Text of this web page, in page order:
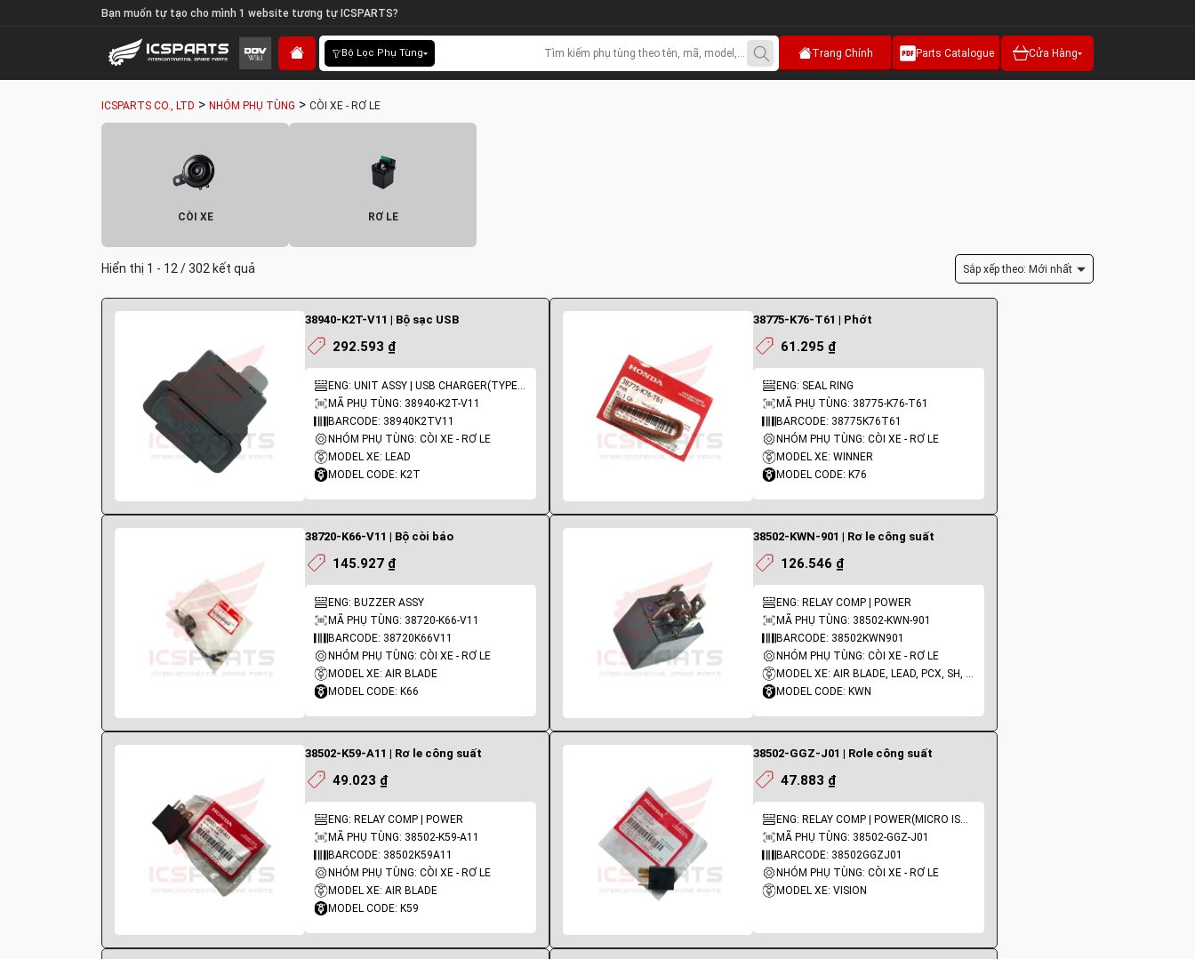
Bạn muốn tự tạo cho mình 1 website tương tự ICSPARTS?
Bộ Lọc Phụ Tùng Trang Chính Parts Catalogue Cửa Hàng
ICSPARTS CO., LTD > NHÓM PHỤ TÙNG > CÒI XE - RƠ LE
CÒI XE RƠ LE
Hiển thị 1 - 12 / 302 kết quả Sắp xếp theo: Mới nhất
38940-K2T-V11 | Bộ sạc USB
292.593 ₫
ENG: UNIT ASSY | USB CHARGER(TYPE-A)
MÃ PHỤ TÙNG: 38940-K2T-V11
BARCODE: 38940K2TV11
NHÓM PHỤ TÙNG: CÒI XE - RƠ LE
MODEL XE: LEAD
MODEL CODE: K2T
38775-K76-T61 | Phớt
61.295 ₫
ENG: SEAL RING
MÃ PHỤ TÙNG: 38775-K76-T61
BARCODE: 38775K76T61
NHÓM PHỤ TÙNG: CÒI XE - RƠ LE
MODEL XE: WINNER
MODEL CODE: K76
38720-K66-V11 | Bộ còi báo
145.927 ₫
ENG: BUZZER ASSY
MÃ PHỤ TÙNG: 38720-K66-V11
BARCODE: 38720K66V11
NHÓM PHỤ TÙNG: CÒI XE - RƠ LE
MODEL XE: AIR BLADE
MODEL CODE: K66
38502-KWN-901 | Rơ le công suất
126.546 ₫
ENG: RELAY COMP | POWER
MÃ PHỤ TÙNG: 38502-KWN-901
BARCODE: 38502KWN901
NHÓM PHỤ TÙNG: CÒI XE - RƠ LE
MODEL XE: AIR BLADE, LEAD, PCX, SH, SH MODE
MODEL CODE: KWN
38502-K59-A11 | Rơ le công suất
49.023 ₫
ENG: RELAY COMP | POWER
MÃ PHỤ TÙNG: 38502-K59-A11
BARCODE: 38502K59A11
NHÓM PHỤ TÙNG: CÒI XE - RƠ LE
MODEL XE: AIR BLADE
MODEL CODE: K59
38502-GGZ-J01 | Rơle công suất
47.883 ₫
ENG: RELAY COMP | POWER(MICRO ISO 5P)
MÃ PHỤ TÙNG: 38502-GGZ-J01
BARCODE: 38502GGZJ01
NHÓM PHỤ TÙNG: CÒI XE - RƠ LE
MODEL XE: VISION